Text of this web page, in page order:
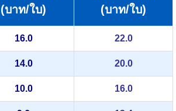
(บาท/ใบ)
(บาท/ใบ)
16.0 22.0
14.0 20.0
10.0 16.0